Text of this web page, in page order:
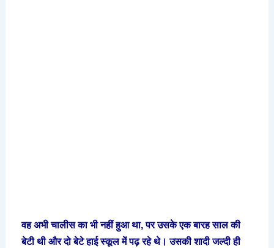
वह अभी चालीस का भी नहीं हुआ था, पर उसके एक बारह साल की
बेटी थी और दो बेटे हाई स्कूल में पढ़ रहे थे। उसकी शादी जल्दी ही